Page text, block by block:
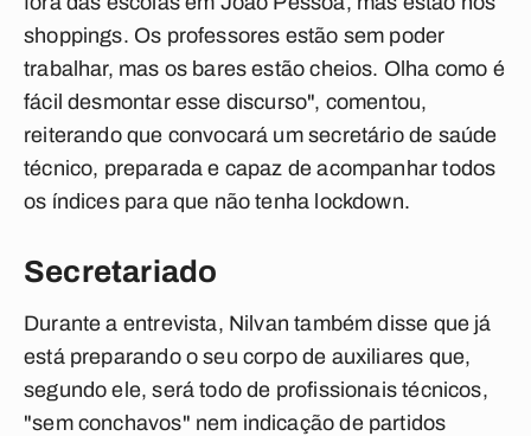
shoppings. Os professores estão sem poder
trabalhar, mas os bares estão cheios. Olha como é
fácil desmontar esse discurso", comentou,
reiterando que convocará um secretário de saúde
técnico, preparada e capaz de acompanhar todos
os índices para que não tenha lockdown.
Secretariado
Durante a entrevista, Nilvan também disse que já
está preparando o seu corpo de auxiliares que,
segundo ele, será todo de profissionais técnicos,
"sem conchavos" nem indicação de partidos